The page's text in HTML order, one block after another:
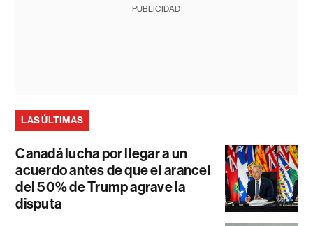
PUBLICIDAD
LAS ÚLTIMAS
Canadá lucha por llegar a un
acuerdo antes de que el arancel
del 50% de Trump agrave la
disputa